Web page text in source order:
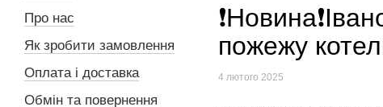
пожежу
4 лютого 2025
Про нас
Як зробити замовлення
Оплата і доставка
Обмін та повернення